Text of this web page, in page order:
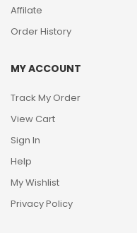
Affilate
Order History
MY ACCOUNT
Track My Order
View Cart
Sign In
Help
My Wishlist
Privacy Policy